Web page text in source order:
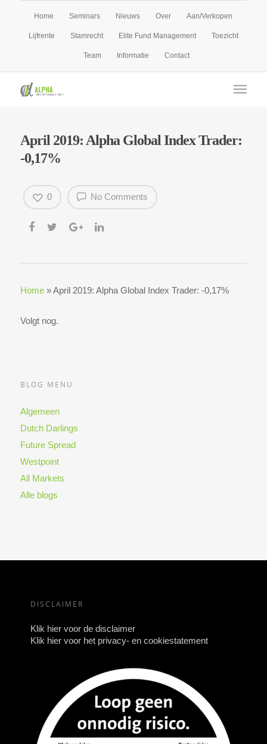
Home Seminars Nieuws Over Aan/Verkopen
Lijfrente Stamrecht Elite Fund Management Toezicht
Team Informatie Contact
April 2019: Alpha Global Index Trader:
-0,17%
No Comments
0
Home»April 2019: Alpha Global Index Trader: -0,17%
Volgt nog.
BLOG MENU
Algemeen
Dutch Darlings
Future Spread
Westpoint
All Markets
Alle blogs
DISCLAIMER
Klik hier voor de disclaimer
Klik hier voor het privacy- en cookiestatement